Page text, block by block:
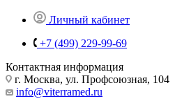
Личный кабинет
+7 (499) 229-99-69
Контактная информация
г. Москва, ул. Профсоюзная, 104
info@viterramed.ru